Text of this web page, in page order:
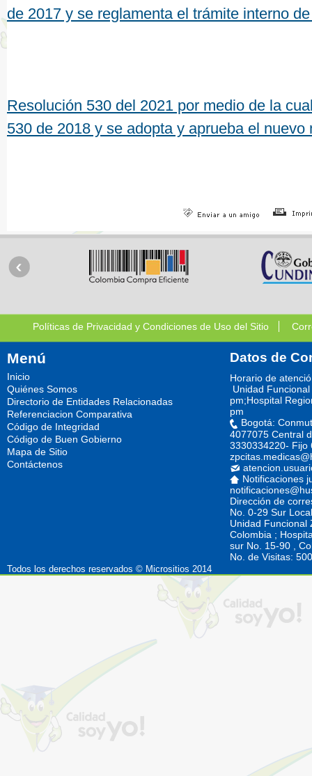
de 2017 y se reglamenta el trámite interno
Resolución 530 del 2021 por medio de la
530 de 2018 y se adopta y aprueba el
Políticas de Privacidad y Condiciones de Uso del Sitio
Menú
Inicio
Quiénes Somos
Directorio de Entidades Relacionadas
Referenciacion Comparativa
Código de Integridad
Código de Buen Gobierno
Mapa de Sitio
Contáctenos
Datos de
Horario de
Unidad
pm;Hospital
pm
Bogotá:
4077075 Central
3330334220-
Notificaciones
Dirección de
No. 0-29 Sur
Unidad Funcional
Colombia ;
sur No. 15-90 ,
No. de Visitas:
Todos los derechos reservados © Micrositios 2014